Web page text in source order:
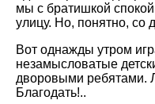
мы с братишкой
улицу. Но, понятно, со
Вот однажды утром
незамысловатые
дворовыми ребятами.
Благодать!..